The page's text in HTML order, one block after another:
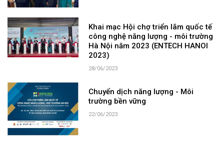
Khai mạc Hội chợ triển lãm quốc tế
công nghệ năng lượng - môi trường
Hà Nội năm 2023 (ENTECH HANOI
2023)
28/06/2023
Chuyển dịch năng lượng - Môi
trường bền vững
22/06/2023